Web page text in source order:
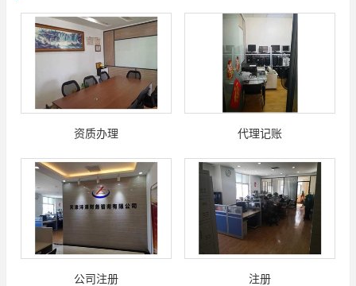
资质办理 代理记账
公司注册 注册